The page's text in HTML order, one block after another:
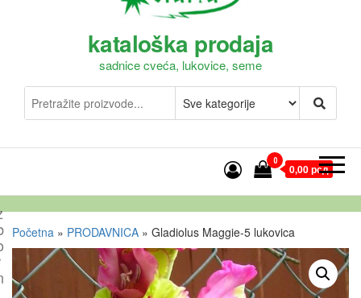
kataloška prodaja
sadnice cveća, lukovice, seme
0
0,00 рсд
Početna » PRODAVNICA » Gladiolus Maggie-5 lukovica